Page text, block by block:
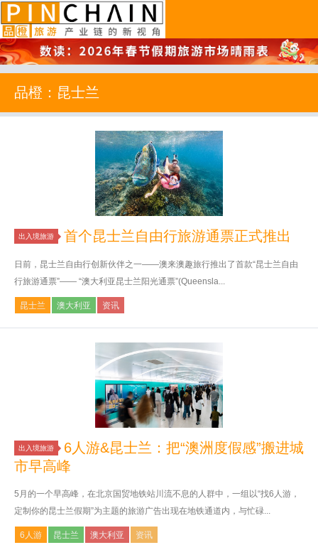
品橙旅游
品橙：昆士兰
出入境旅游 首个昆士兰自由行旅游通票正式推出
日前，昆士兰自由行创新伙伴之一——澳来澳趣旅行推出了首款“昆士兰自由
行旅游通票”—— “澳大利亚昆士兰阳光通票”(Queensla...
昆士兰 澳大利亚 资讯
出入境旅游
6人游&昆士兰：把“澳洲度假感”搬进城
市早高峰
5月的一个早高峰，在北京国贸地铁站川流不息的人群中，一组以“找6人游，
定制你的昆士兰假期”为主题的旅游广告出现在地铁通道内，与忙碌...
6人游 昆士兰 澳大利亚 资讯